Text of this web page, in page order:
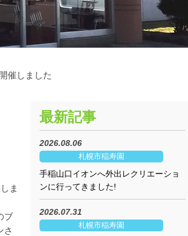
催しました
ま
ブ
さ
最新記事
2026.08.06
札幌市稲寿園
手稲山口イオンへ外出レクリエーショ
ンに行ってきました!
2026.07.31
札幌市稲寿園